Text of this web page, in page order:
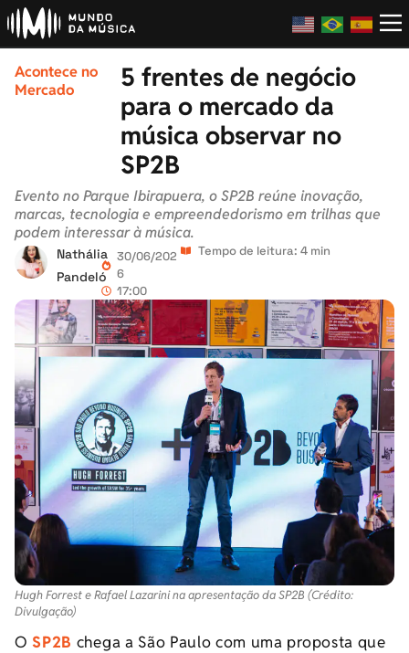
Acontece no
Mercado
5 frentes de negócio
para o mercado da
música observar no
SP2B
Evento no Parque Ibirapuera, o SP2B reúne inovação,
marcas, tecnologia e empreendedorismo em trilhas que
podem interessar à música.
Nathália
Pandeló
30/06/202
6
17:00
Tempo de leitura: 4 min
Hugh Forrest e Rafael Lazarini na apresentação da SP2B (Crédito:
Divulgação)
OSP2B chega a São Paulo com uma proposta que